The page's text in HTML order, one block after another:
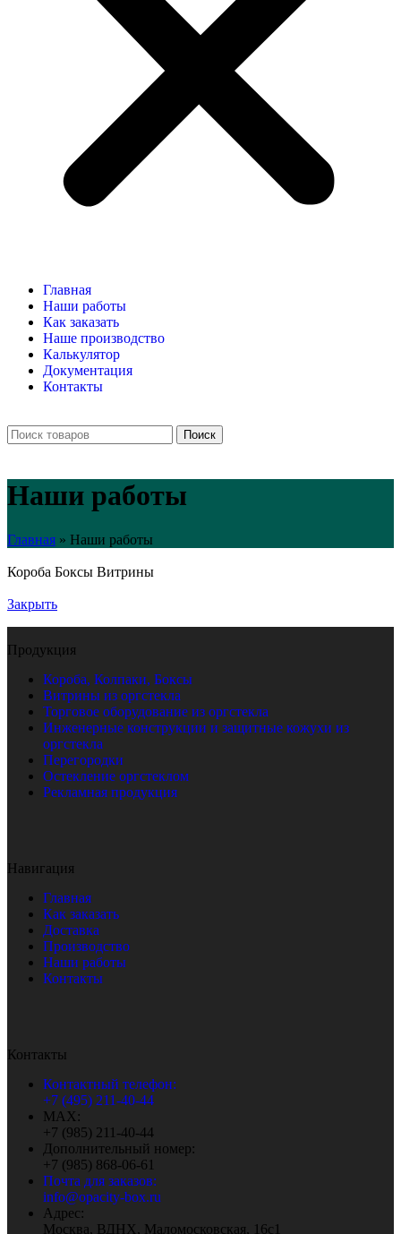
Главная
Наши работы
Как заказать
Наше производство
Калькулятор
Документация
Контакты
Поиск
Наши работы
Главная » Наши работы
Короба Боксы Витрины
Закрыть
Продукция
Короба, Колпаки, Боксы
Витрины из оргстекла
Торговое оборудование из оргстекла
Инженерные конструкции и защитные кожухи из
оргстекла
Перегородки
Остекление оргстеклом
Рекламная продукция
Навигация
Главная
Как заказать
Доставка
Производство
Наши работы
Контакты
Контакты
Контактный телефон:
+7 (495) 211-40-44
MAX:
+7 (985) 211-40-44
Дополнительный номер:
+7 (985) 868-06-61
Почта для заказов:
info@opacity-box.ru
Адрес:
Москва, ВДНХ, Маломосковская, 16с1